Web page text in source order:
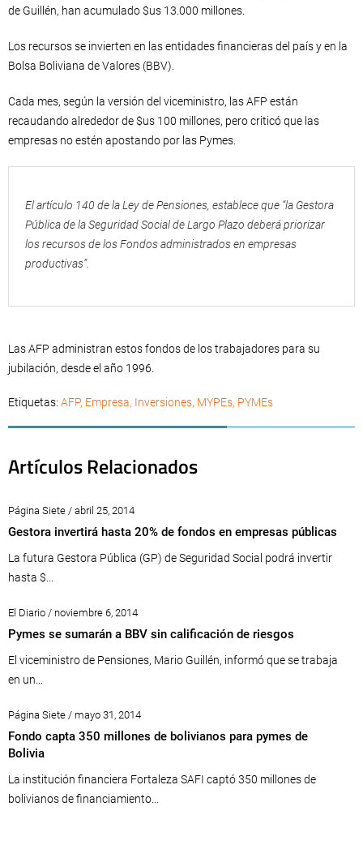
de Guillén, han acumulado $us 13.000 millones.
Los recursos se invierten en las entidades financieras del país y en la
Bolsa Boliviana de Valores (BBV).
Cada mes, según la versión del viceministro, las AFP están
recaudando alrededor de $us 100 millones, pero criticó que las
empresas no estén apostando por las Pymes.
El artículo 140 de la Ley de Pensiones, establece que “la Gestora
Pública de la Seguridad Social de Largo Plazo deberá priorizar
los recursos de los Fondos administrados en empresas
productivas”.
Las AFP administran estos fondos de los trabajadores para su
jubilación, desde el año 1996.
Etiquetas: AFP, Empresa, Inversiones, MYPEs, PYMEs
Artículos Relacionados
Página Siete / abril 25, 2014
Gestora invertirá hasta 20% de fondos en empresas públicas
La futura Gestora Pública (GP) de Seguridad Social podrá invertir
hasta $...
El Diario / noviembre 6, 2014
Pymes se sumarán a BBV sin calificación de riesgos
El viceministro de Pensiones, Mario Guillén, informó que se trabaja
en un...
Página Siete / mayo 31, 2014
Fondo capta 350 millones de bolivianos para pymes de
Bolivia
La institución financiera Fortaleza SAFI captó 350 millones de
bolivianos de financiamiento...